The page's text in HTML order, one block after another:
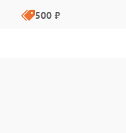
500 ₽